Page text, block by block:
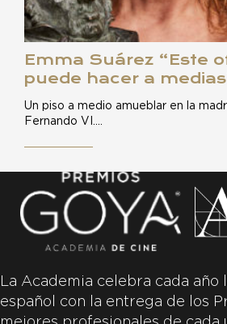
Emma Suárez “Este
puede hacer a
Un piso a medio amueblar en la
Fernando VI.…
La Academia celebra cada año
español con la entrega de los